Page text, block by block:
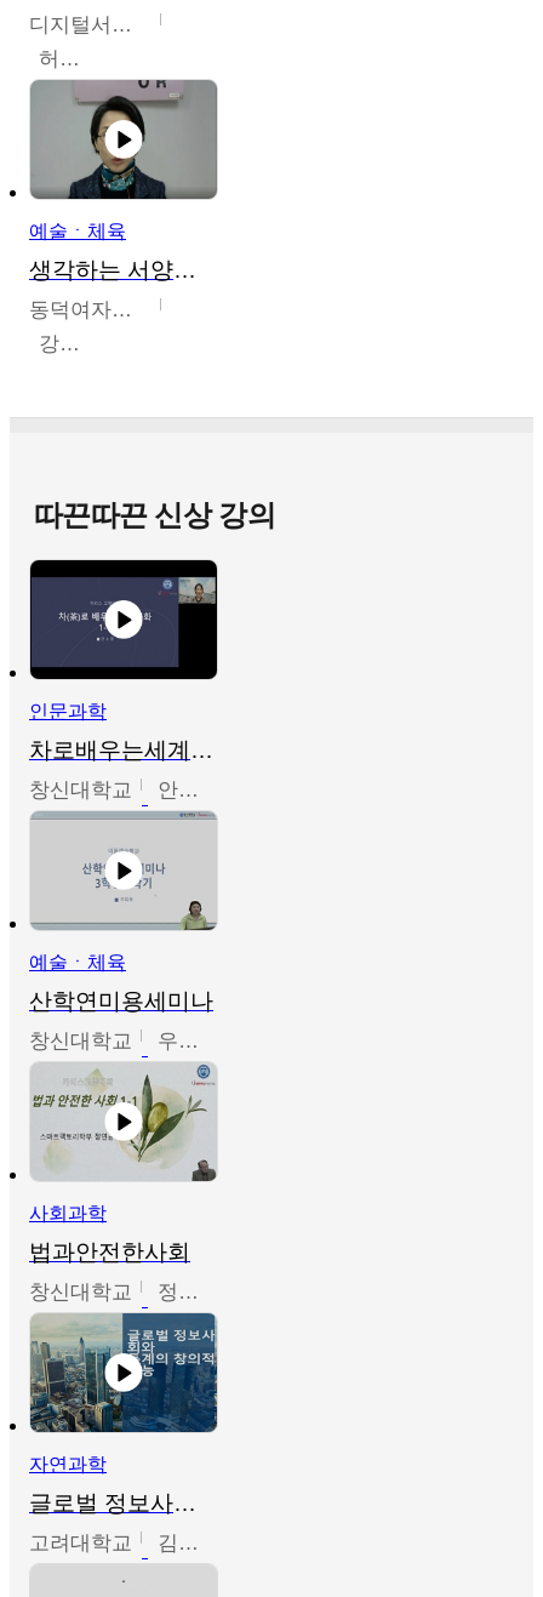
디지털서울문화예술대학교
허정록
예술ㆍ체육
생각하는 서양미술의 이해
동덕여자대학교
강수미
따끈따끈 신상 강의
인문과학
차로배우는세계문화
창신대학교 안소영
예술ㆍ체육
산학연미용세미나
창신대학교 우미옥,오윤경,박선이
사회과학
법과안전한사회
창신대학교 정연균
자연과학
글로벌 정보사회와 통계의 창의적 기능
고려대학교 김희영